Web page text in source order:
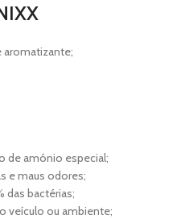
aromatizante;
de amónio especial;
e maus odores;
das bactérias;
veículo ou ambiente;